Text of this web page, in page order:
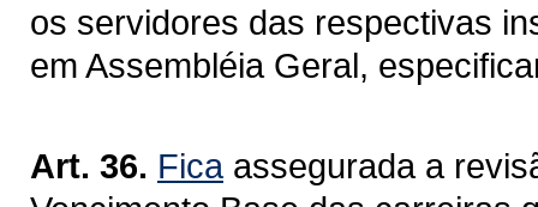
os servidores das respectivas
em Assembléia Geral,
Art. 36. Ficaassegurada a